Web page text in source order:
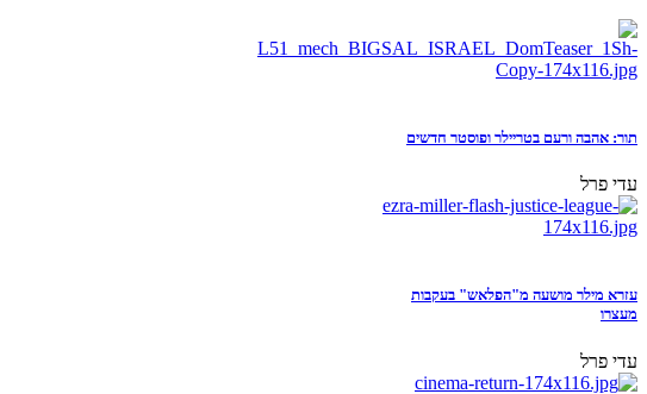
תור: אהבה ורעם בטריילר ופוסטר חדשים
עדי פרל
עזרא מילר מושעה מ"הפלאש" בעקבות
מעצרו
עדי פרל